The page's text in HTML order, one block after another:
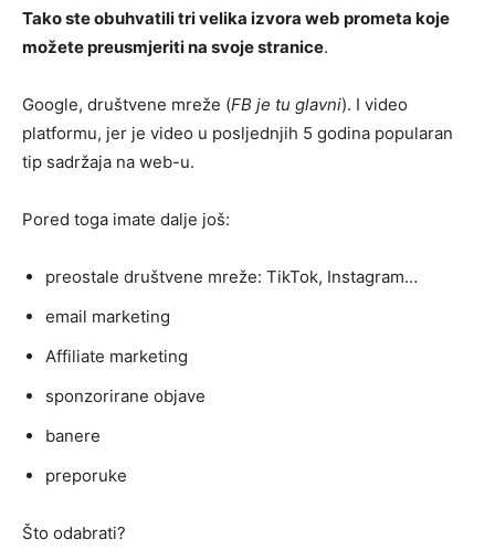
Tako ste obuhvatili tri velika izvora web prometa koje
možete preusmjeriti na svoje stranice.
Google, društvene mreže (FB je tu glavni). I video
platformu, jer je video u posljednjih 5 godina popularan
tip sadržaja na web-u.
Pored toga imate dalje još:
preostale društvene mreže: TikTok, Instagram…
email marketing
Affiliate marketing
sponzorirane objave
banere
preporuke
Što odabrati?